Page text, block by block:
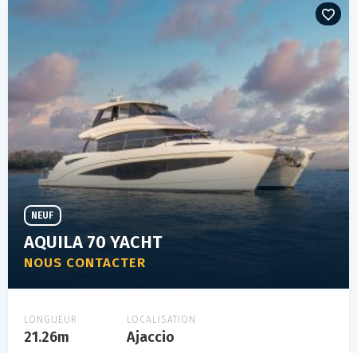
AQUILA 70 YACHT
NOUS CONTACTER
NEUF
LONGUEUR
21.26m
LOCALISATION
Ajaccio